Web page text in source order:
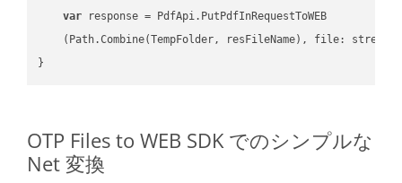
var response = PdfApi.PutPdfInRequestToWEB
    (Path.Combine(TempFolder, resFileName), file: stream);
OTP Files to WEB SDK でのシンプルな
Net 変換